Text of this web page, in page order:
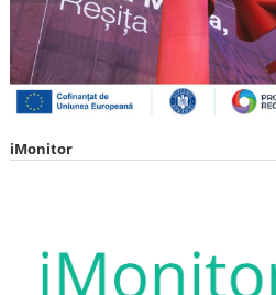
iMonitor